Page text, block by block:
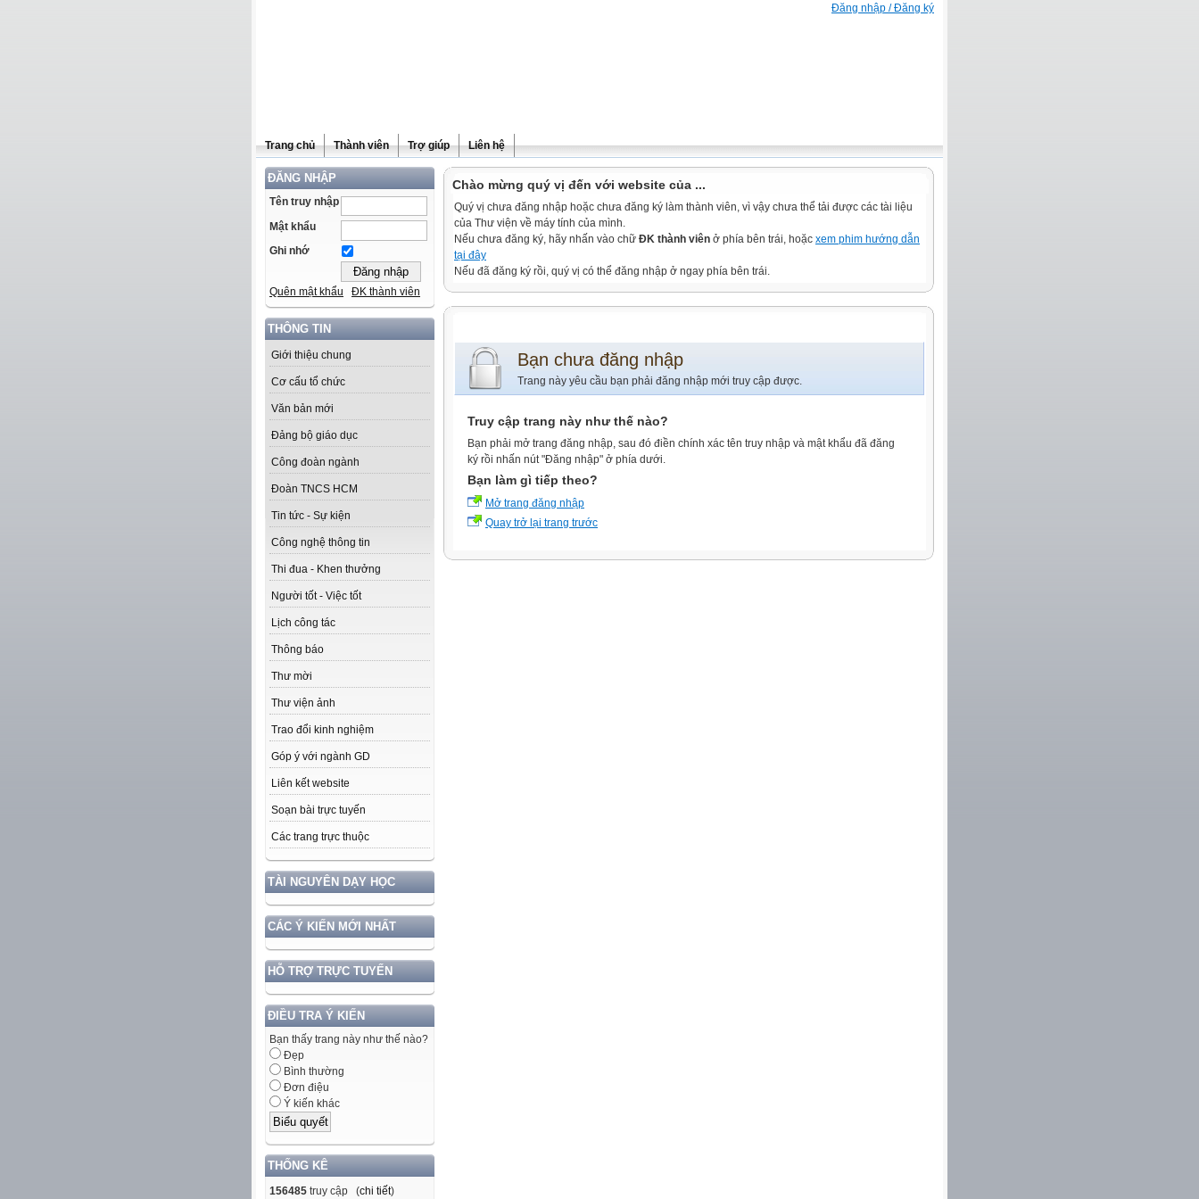
Đăng nhập / Đăng ký
Trang chủ Thành viên Trợ giúp Liên hệ
ĐĂNG NHẬP
Tên truy nhập
Mật khẩu
Ghi nhớ
Quên mật khẩu ĐK thành viên
THÔNG TIN
Giới thiệu chung
Cơ cấu tổ chức
Văn bản mới
Đảng bộ giáo dục
Công đoàn ngành
Đoàn TNCS HCM
Tin tức - Sự kiện
Công nghệ thông tin
Thi đua - Khen thưởng
Người tốt - Việc tốt
Lịch công tác
Thông báo
Thư mời
Thư viện ảnh
Trao đổi kinh nghiệm
Góp ý với ngành GD
Liên kết website
Soạn bài trực tuyến
Các trang trực thuộc
TÀI NGUYÊN DẠY HỌC
CÁC Ý KIẾN MỚI NHẤT
HỖ TRỢ TRỰC TUYẾN
ĐIỀU TRA Ý KIẾN
Bạn thấy trang này như thế nào?
Đẹp
Bình thường
Đơn điệu
Ý kiến khác
THỐNG KÊ
156485 truy cập (chi tiết)
Chào mừng quý vị đến với website của ...
Quý vị chưa đăng nhập hoặc chưa đăng ký làm thành viên, vì vậy chưa thể tải được các tài liệu
của Thư viện về máy tính của mình.
Nếu chưa đăng ký, hãy nhấn vào chữ ĐK thành viên ở phía bên trái, hoặc xem phim hướng dẫn
tại đây
Nếu đã đăng ký rồi, quý vị có thể đăng nhập ở ngay phía bên trái.
Bạn chưa đăng nhập
Trang này yêu cầu bạn phải đăng nhập mới truy cập được.
Truy cập trang này như thế nào?
Bạn phải mở trang đăng nhập, sau đó điền chính xác tên truy nhập và mật khẩu đã đăng
ký rồi nhấn nút "Đăng nhập" ở phía dưới.
Bạn làm gì tiếp theo?
Mở trang đăng nhập
Quay trở lại trang trước